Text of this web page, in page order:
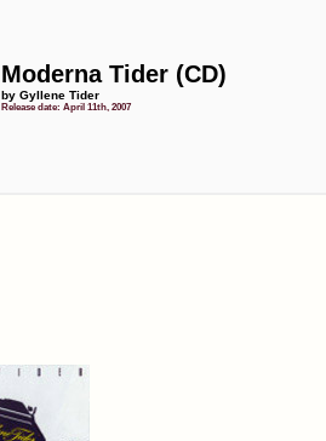
Moderna Tider (CD)
by Gyllene Tider
Release date: April 11th, 2007